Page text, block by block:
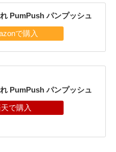
PumPush パンプッシュ
PumPush パンプッシュ